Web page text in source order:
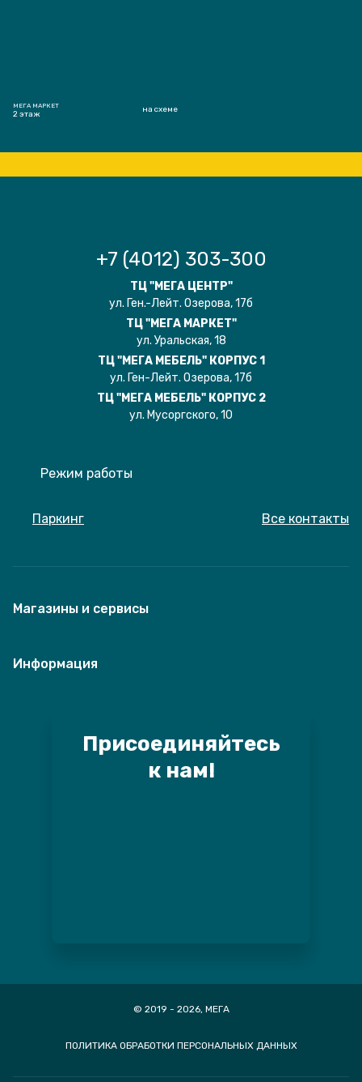
МЕГА МАРКЕТ
2 этаж на схеме
+7 (4012) 303-300
ТЦ "МЕГА ЦЕНТР"
ул. Ген.-Лейт. Озерова, 17б
ТЦ "МЕГА МАРКЕТ"
ул. Уральская, 18
ТЦ "МЕГА МЕБЕЛЬ" КОРПУС 1
ул. Ген-Лейт. Озерова, 17б
ТЦ "МЕГА МЕБЕЛЬ" КОРПУС 2
ул. Мусоргского, 10
Режим работы
Паркинг Все контакты
Магазины и сервисы
Информация
Присоединяйтесь
к нам!
© 2019 - 2026, МЕГА
ПОЛИТИКА ОБРАБОТКИ ПЕРСОНАЛЬНЫХ ДАННЫХ